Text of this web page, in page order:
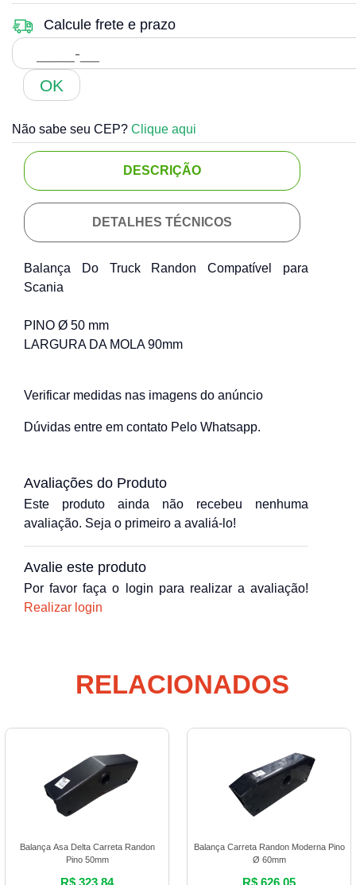
Calcule frete e prazo
OK
Não sabe seu CEP? Clique aqui
DESCRIÇÃO
DETALHES TÉCNICOS
Balança Do Truck Randon Compatível para
Scania
PINO Ø 50 mm
LARGURA DA MOLA 90mm
Verificar medidas nas imagens do anúncio
Dúvidas entre em contato Pelo Whatsapp.
Avaliações do Produto
Este produto ainda não recebeu nenhuma
avaliação. Seja o primeiro a avaliá-lo!
Avalie este produto
Por favor faça o login para realizar a avaliação!
Realizar login
RELACIONADOS